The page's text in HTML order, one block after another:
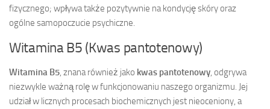
fizycznego; wpływa także pozytywnie na kondycję skóry oraz
ogólne samopoczucie psychiczne.
Witamina B5 (Kwas pantotenowy)
Witamina B5, znana również jako kwas pantotenowy, odgrywa
niezwykle ważną rolę w funkcjonowaniu naszego organizmu. Jej
udział w licznych procesach biochemicznych jest nieoceniony, a